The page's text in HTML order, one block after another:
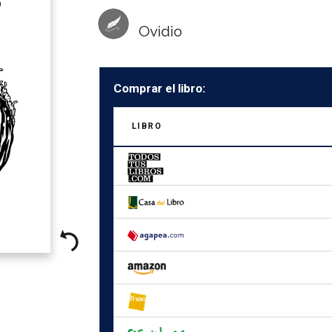
Ovidio
Comprar el libro:
LIBRO